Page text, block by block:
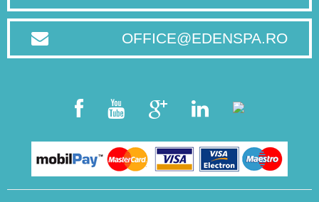
OFFICE@EDENSPA.RO